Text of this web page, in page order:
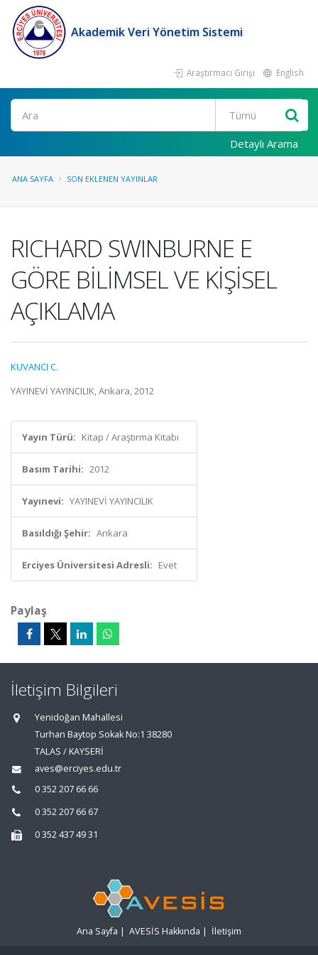
Akademik Veri Yönetim Sistemi
Araştırmacı Girişi English
Ara
Detaylı Arama
ANA SAYFA SON EKLENEN YAYINLAR
RICHARD SWINBURNE E
GÖRE BİLİMSEL VE KİŞİSEL
AÇIKLAMA
KUVANCI C.
YAYINEVİ YAYINCILIK, Ankara, 2012
Yayın Türü: Kitap / Araştırma Kitabı
Basım Tarihi: 2012
Yayınevi: YAYINEVİ YAYINCILIK
Basıldığı Şehir: Ankara
Erciyes Üniversitesi Adresli: Evet
Paylaş
İletişim Bilgileri
Yenidoğan Mahallesi
Turhan Baytop Sokak No:1 38280
TALAS / KAYSERİ
aves@erciyes.edu.tr
0 352 207 66 66
0 352 207 66 67
0 352 437 49 31
Ana Sayfa | AVESİS Hakkında | İletişim